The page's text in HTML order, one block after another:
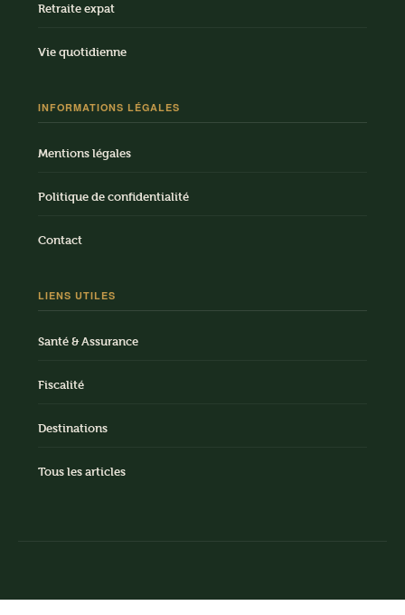
Retraite expat
Vie quotidienne
INFORMATIONS LÉGALES
Mentions légales
Politique de confidentialité
Contact
LIENS UTILES
Santé & Assurance
Fiscalité
Destinations
Tous les articles